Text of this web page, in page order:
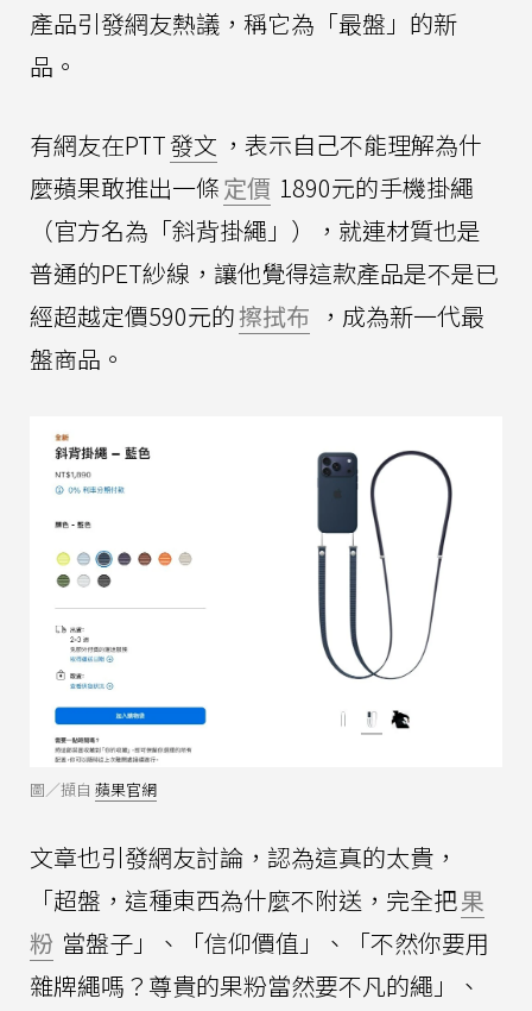
產品引發網友熱議，稱它為「最盤」的新
品。
有網友在PTT發文 ，表示自己不能理解為什
麼蘋果敢推出一條定價 1890元的手機掛繩
（官方名為「斜背掛繩」），就連材質也是
普通的PET紗線，讓他覺得這款產品是不是已
經超越定價590元的擦拭布 ，成為新一代最
盤商品。
圖／擷自 蘋果官網
文章也引發網友討論，認為這真的太貴，
「超盤，這種東西為什麼不附送，完全把果
粉 當盤子」、「信仰價值」、「不然你要用
雜牌繩嗎？尊貴的果粉當然要不凡的繩」、